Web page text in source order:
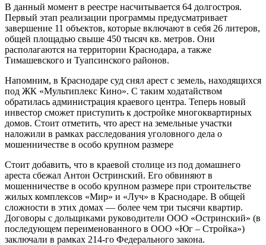
В данный момент в реестре насчитывается 64 долгостроя.
Первый этап реализации программы предусматривает
завершение 11 объектов, которые включают в себя 26 литеров,
общей площадью свыше 450 тысяч кв. метров. Они
располагаются на территории Краснодара, а также
Тимашевского и Туапсинского районов.
Напомним, в Краснодаре суд снял арест с земель, находящихся
под ЖК «Мультиплекс Кино». С таким ходатайством
обратилась администрация краевого центра. Теперь новый
инвестор сможет приступить к достройке многоквартирных
домов. Стоит отметить, что арест на земельные участки
наложили в рамках расследования уголовного дела о
мошенничестве в особо крупном размере
Стоит добавить, что в краевой столице из под домашнего
ареста сбежал Антон Остринский. Его обвиняют в
мошенничестве в особо крупном размере при строительстве
жилых комплексов «Мир» и «Луч» в Краснодаре. В общей
сложности в этих домах — более чем три тысячи квартир.
Договоры с дольщиками руководители ООО «Остринский» (в
последующем переименованного в ООО «Юг – Стройка»)
заключали в рамках 214-го Федерального закона.